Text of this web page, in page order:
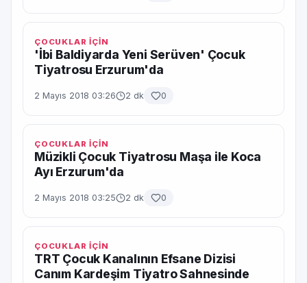
ÇOCUKLAR İÇİN
'İbi Baldiyarda Yeni Serüven' Çocuk
Tiyatrosu Erzurum'da
2 Mayıs 2018 03:26 2 dk 0
ÇOCUKLAR İÇİN
Müzikli Çocuk Tiyatrosu Maşa ile Koca
Ayı Erzurum'da
2 Mayıs 2018 03:25 2 dk 0
ÇOCUKLAR İÇİN
TRT Çocuk Kanalının Efsane Dizisi
Canım Kardeşim Tiyatro Sahnesinde